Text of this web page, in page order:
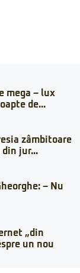
mega – lux
de...
zâmbitoare
jur...
– Nu
„din
un nou